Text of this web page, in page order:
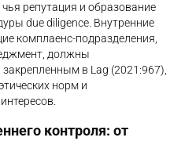
репутация и образование
due diligence. Внутренние
комплаенс-подразделения,
должны
в Lag (2021:967),
норм и
контроля: от